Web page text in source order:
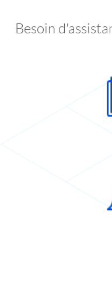
Besoin